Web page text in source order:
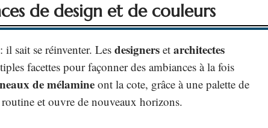
de design et de couleurs
sait se réinventer. Les designers et architectes
facettes pour façonner des ambiances à la fois
de mélamineont la cote, grâce à une palette de
routine et ouvre de nouveaux horizons.